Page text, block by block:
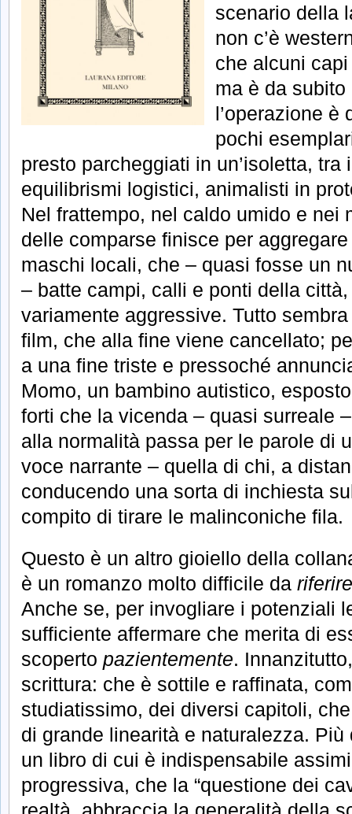
scenario della
non c’è
che alcuni
ma è da
l’operazione è
pochi
presto parcheggiati in un’isoletta, tra
equilibrismi logistici, animalisti in
Nel frattempo, nel caldo umido e nei
delle comparse finisce per
maschi locali, che – quasi fosse un
– batte campi, calli e ponti della
variamente aggressive. Tutto
film, che alla fine viene cancellato;
a una fine triste e pressoché
Momo, un bambino autistico,
forti che la vicenda – quasi surreale
alla normalità passa per le parole di
voce narrante – quella di chi, a
conducendo una sorta di inchiesta
compito di tirare le malinconiche fila.
Questo è un altro gioiello della
è un romanzo molto difficile da riferire
Anche se, per invogliare i potenziali
sufficiente affermare che merita di
scoperto pazientemente.
scrittura: che è sottile e raffinata,
studiatissimo, dei diversi capitoli,
di grande linearità e naturalezza.
un libro di cui è indispensabile
progressiva, che la “questione dei